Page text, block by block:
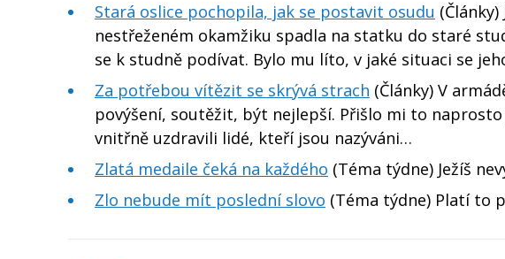
Stará oslice pochopila, jak se postavit osudu
nestřeženém okamžiku spadla na statku do staré
se k studně podívat. Bylo mu líto, v jaké situaci se
Za potřebou vítězit se skrývá strach (Články) V
povýšení, soutěžit, být nejlepší. Přišlo mi to
vnitřně uzdravili lidé, kteří jsou nazýváni…
Zlatá medaile čeká na každého (Téma týdne) Ježíš
Zlo nebude mít poslední slovo (Téma týdne) Platí to